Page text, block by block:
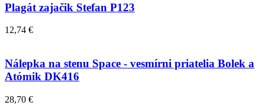
Plagát zajačik Stefan P123
12,74 €
Nálepka na stenu Space - vesmírni priatelia Bolek a
Atómik DK416
28,70 €